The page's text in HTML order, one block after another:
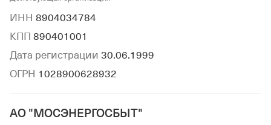
ИНН 8904034784
КПП 890401001
Дата регистрации 30.06.1999
ОГРН 1028900628932
АО "МОСЭНЕРГОСБЫТ"